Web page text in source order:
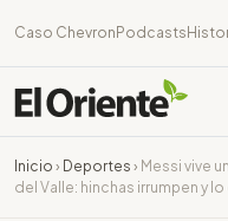
Caso Chevron Podcasts
Inicio › Deportes › Messi vive
del Valle: hinchas irrumpen y